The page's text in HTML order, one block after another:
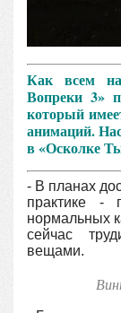
Как всем
Вопреки 3»
который
анимаций.
в «Осколке
- В планах
практике -
нормальных
сейчас
вещами.